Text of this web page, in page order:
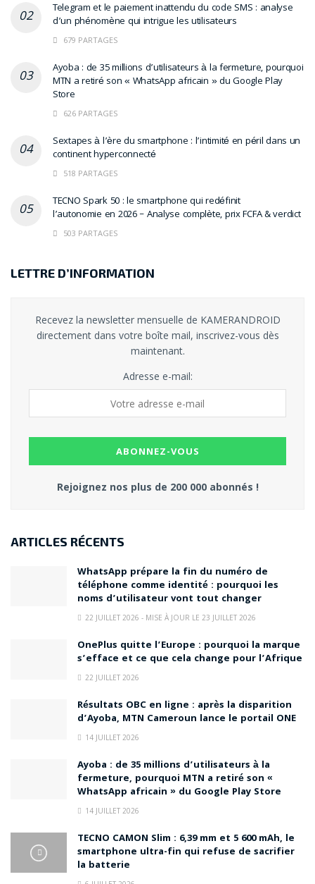
Telegram et le paiement inattendu du code SMS : analyse
d’un phénomène qui intrigue les utilisateurs
679 PARTAGES
Ayoba : de 35 millions d’utilisateurs à la fermeture, pourquoi
MTN a retiré son « WhatsApp africain » du Google Play
Store
626 PARTAGES
Sextapes à l’ère du smartphone : l’intimité en péril dans un
continent hyperconnecté
518 PARTAGES
TECNO Spark 50 : le smartphone qui redéfinit
l’autonomie en 2026 – Analyse complète, prix FCFA & verdict
503 PARTAGES
LETTRE D’INFORMATION
Recevez la newsletter mensuelle de KAMERANDROID
directement dans votre boîte mail, inscrivez-vous dès
maintenant.
Adresse e-mail:
Rejoignez nos plus de 200 000 abonnés !
ARTICLES RÉCENTS
WhatsApp prépare la fin du numéro de
téléphone comme identité : pourquoi les
noms d’utilisateur vont tout changer
22 JUILLET 2026 - MISE À JOUR LE 23 JUILLET 2026
OnePlus quitte l’Europe : pourquoi la marque
s’efface et ce que cela change pour l’Afrique
22 JUILLET 2026
Résultats OBC en ligne : après la disparition
d’Ayoba, MTN Cameroun lance le portail ONE
14 JUILLET 2026
Ayoba : de 35 millions d’utilisateurs à la
fermeture, pourquoi MTN a retiré son «
WhatsApp africain » du Google Play Store
14 JUILLET 2026
TECNO CAMON Slim : 6,39 mm et 5 600 mAh, le
smartphone ultra-fin qui refuse de sacrifier
la batterie